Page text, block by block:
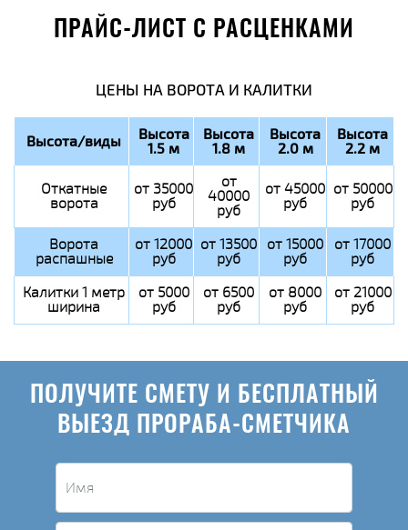
ПРАЙС-ЛИСТ С РАСЦЕНКАМИ
ЦЕНЫ НА ВОРОТА И КАЛИТКИ
Высота/виды Высота
1.5 м
Высота
1.8 м
Высота
2.0 м
Высота
2.2 м
Откатные
ворота
от 35000
руб
от
40000
руб
от 45000
руб
от 50000
руб
Ворота
распашные
от 12000
руб
от 13500
руб
от 15000
руб
от 17000
руб
Калитки 1 метр
ширина
от 5000
руб
от 6500
руб
от 8000
руб
от 21000
руб
ПОЛУЧИТЕ СМЕТУ И БЕСПЛАТНЫЙ
ВЫЕЗД ПРОРАБА-СМЕТЧИКА